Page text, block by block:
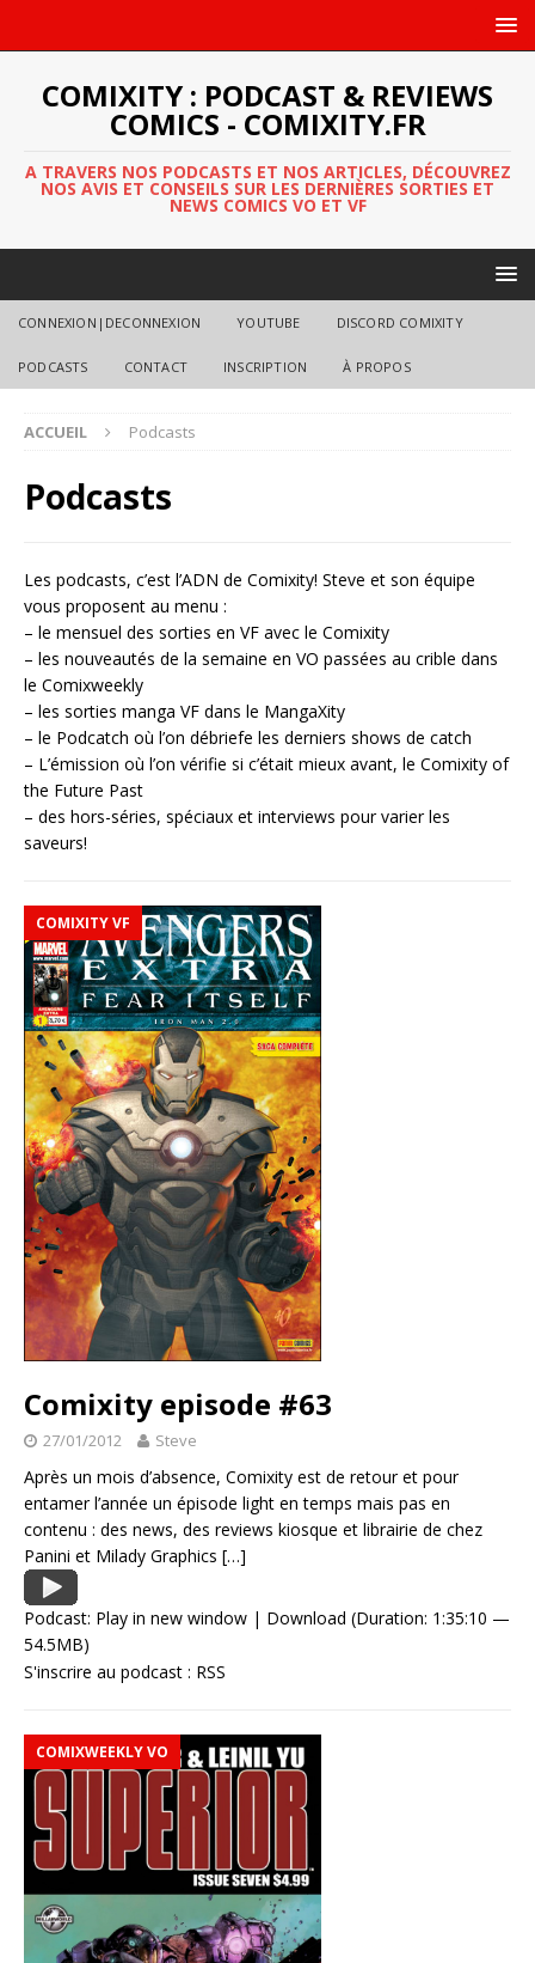
COMIXITY : PODCAST & REVIEWS
COMICS - COMIXITY.FR
A TRAVERS NOS PODCASTS ET NOS ARTICLES, DÉCOUVREZ
NOS AVIS ET CONSEILS SUR LES DERNIÈRES SORTIES ET
NEWS COMICS VO ET VF
CONNEXION|DECONNEXION YOUTUBE DISCORD COMIXITY
PODCASTS CONTACT INSCRIPTION À PROPOS
ACCUEIL Podcasts
Podcasts
Les podcasts, c’est l’ADN de Comixity! Steve et son équipe
vous proposent au menu :
– le mensuel des sorties en VF avec le Comixity
– les nouveautés de la semaine en VO passées au crible dans
le Comixweekly
– les sorties manga VF dans le MangaXity
– le Podcatch où l’on débriefe les derniers shows de catch
– L’émission où l’on vérifie si c’était mieux avant, le Comixity of
the Future Past
– des hors-séries, spéciaux et interviews pour varier les
saveurs!
COMIXITY VF
Comixity episode #63
27/01/2012 Steve
Après un mois d’absence, Comixity est de retour et pour
entamer l’année un épisode light en temps mais pas en
contenu : des news, des reviews kiosque et librairie de chez
Panini et Milady Graphics […]
Podcast: Play in new window | Download (Duration: 1:35:10 —
54.5MB)
S'inscrire au podcast : RSS
COMIXWEEKLY VO